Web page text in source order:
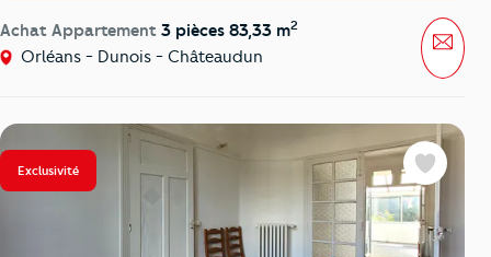
Achat Appartement 3 pièces 83,33 m2
Orléans - Dunois - Châteaudun
Exclusivité Favoris